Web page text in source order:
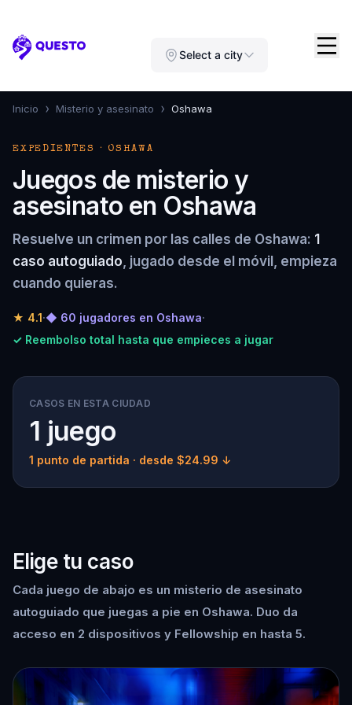
Questo Select a city
Inicio › Misterio y asesinato › Oshawa
EXPEDIENTES · OSHAWA
Juegos de misterio y
asesinato en Oshawa
Resuelve un crimen por las calles de Oshawa: 1
caso autoguiado, jugado desde el móvil, empieza
cuando quieras.
★ 4.1·◆ 60 jugadores en Oshawa·
✓ Reembolso total hasta que empieces a jugar
CASOS EN ESTA CIUDAD
1 juego
1 punto de partida · desde $24.99 ↓
Elige tu caso
Cada juego de abajo es un misterio de asesinato
autoguiado que juegas a pie en Oshawa. Duo da
acceso en 2 dispositivos y Fellowship en hasta 5.